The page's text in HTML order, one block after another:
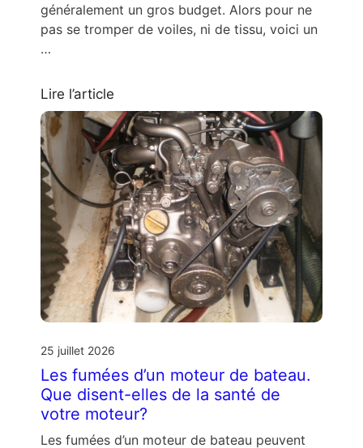
généralement un gros budget. Alors pour ne
pas se tromper de voiles, ni de tissu, voici un
…
Lire l’article
25 juillet 2026
Les fumées d’un moteur de bateau.
Que disent-elles de la santé de
votre moteur?
Les fumées d’un moteur de bateau peuvent